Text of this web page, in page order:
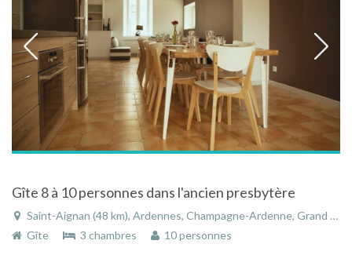
Gîte 8 à 10 personnes dans l'ancien presbytère
Saint-Aignan (48 km), Ardennes, Champagne-Ardenne, Grand Est, France
Gîte
3 chambres 10 personnes